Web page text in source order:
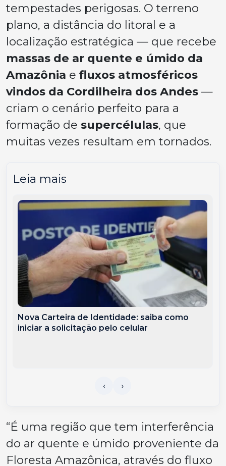
tempestades perigosas. O terreno
plano, a distância do litoral e a
localização estratégica — que recebe
massas de ar quente e úmido da
Amazônia e fluxos atmosféricos
vindos da Cordilheira dos Andes —
criam o cenário perfeito para a
formação de supercélulas, que
muitas vezes resultam em tornados.
Leia mais
Nova Carteira de Identidade: saiba como
iniciar a solicitação pelo celular
“É uma região que tem interferência
do ar quente e úmido proveniente da
Floresta Amazônica, através do fluxo